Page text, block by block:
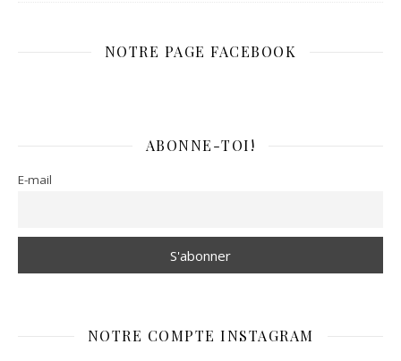
NOTRE PAGE FACEBOOK
ABONNE-TOI!
E-mail
NOTRE COMPTE INSTAGRAM